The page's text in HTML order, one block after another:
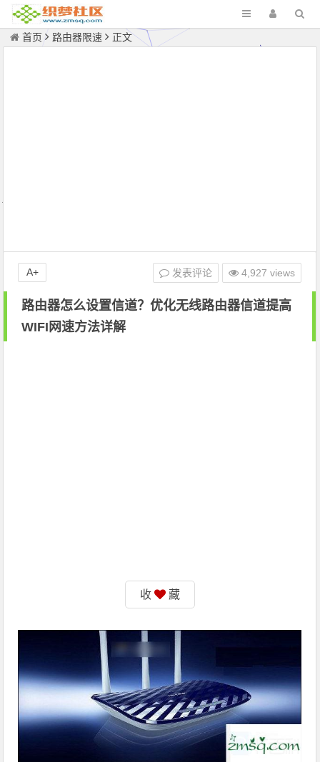
首页 路由器限速 正文
路由器怎么设置信道？优化无线路由器信道提高
WIFI网速方法详解
发表评论 4,927 views
A+
收 藏